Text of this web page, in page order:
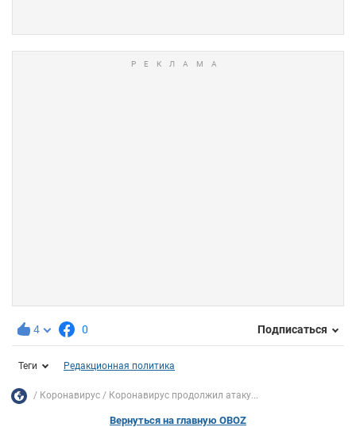
4 0 Подписаться
Теги Редакционная политика
Коронавирус Коронавирус продолжил атаку...
Вернуться на главную OBOZ